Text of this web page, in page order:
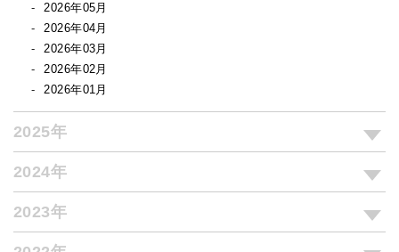
2026年05月
2026年04月
2026年03月
2026年02月
2026年01月
2025年
2024年
2023年